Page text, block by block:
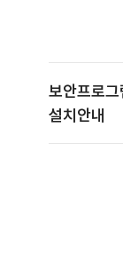
보안프로그
설치안내